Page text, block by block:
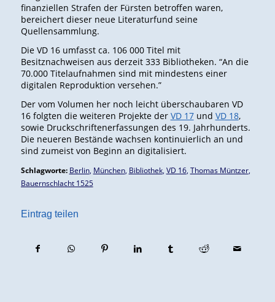
finanziellen Strafen der Fürsten betroffen waren,
bereichert dieser neue Literaturfund seine
Quellensammlung.
Die VD 16 umfasst ca. 106 000 Titel mit
Besitznachweisen aus derzeit 333 Bibliotheken. “An die
70.000 Titelaufnahmen sind mit mindestens einer
digitalen Reproduktion versehen.”
Der vom Volumen her noch leicht überschaubaren VD
16 folgten die weiteren Projekte der VD 17und VD 18,
sowie Druckschriftenerfassungen des 19. Jahrhunderts.
Die neueren Bestände wachsen kontinuierlich an und
sind zumeist von Beginn an digitalisiert.
Schlagworte: Berlin, München, Bibliothek, VD 16, Thomas Müntzer,
Bauernschlacht 1525
Eintrag teilen